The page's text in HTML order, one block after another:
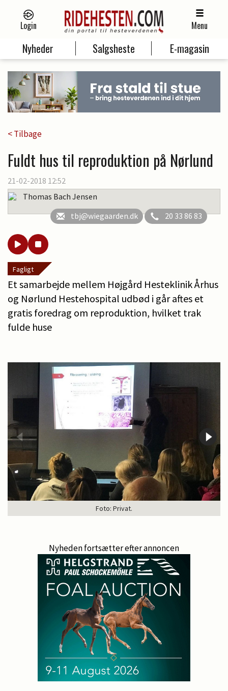
Login Menu
Nyheder Salgsheste E-magasin
< Tilbage
Fuldt hus til reproduktion på Nørlund
21-02-2018 12:52
Thomas Bach Jensen
tbj@wiegaarden.dk
20 33 86 83
Fagligt
Et samarbejde mellem Højgård Hesteklinik Århus
og Nørlund Hestehospital udbød i går aftes et
gratis foredrag om reproduktion, hvilket trak
fulde huse
Foto: Privat.
Nyheden fortsætter efter annoncen